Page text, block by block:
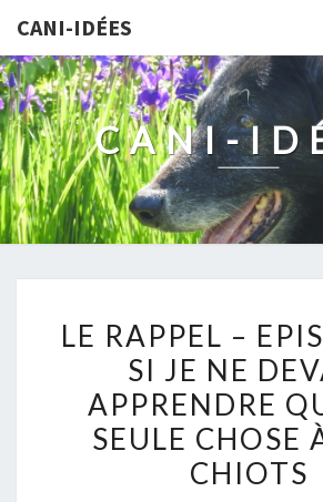
CANI-IDÉES
CANI-
RAPPEL
1
:
SI
LE RAPPEL –
SI JE NE
APPRENDRE
SEULE CHOSE
CHIOTS